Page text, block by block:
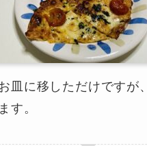
皿に移しただけですが
す。